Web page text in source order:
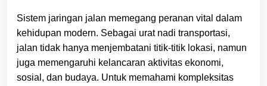
Sistem jaringan jalan memegang peranan vital dalam
kehidupan modern. Sebagai urat nadi transportasi,
jalan tidak hanya menjembatani titik-titik lokasi, namun
juga memengaruhi kelancaran aktivitas ekonomi,
sosial, dan budaya. Untuk memahami kompleksitas